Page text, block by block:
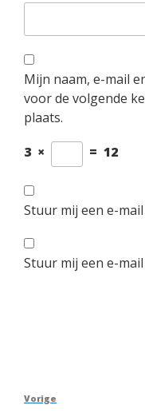
Mijn naam, e-mail
voor de volgende
plaats.
3 × = 12
Stuur mij een e-
Stuur mij een e-
Vorig
Vorige